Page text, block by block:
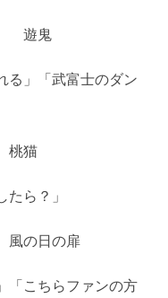
遊鬼
る」「武富士のダン
桃猫
たら？」
の日の扉
「こちらファンの方